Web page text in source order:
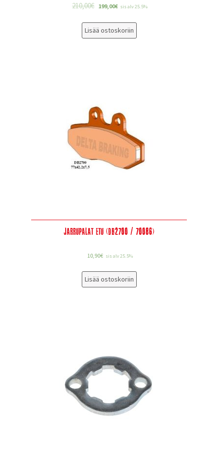
210,00€ 199,00€ sis alv 25.5%
Lisää ostoskoriin
Jarrupalat etu (DB2700 / 70086)
10,90€ sis alv 25.5%
Lisää ostoskoriin